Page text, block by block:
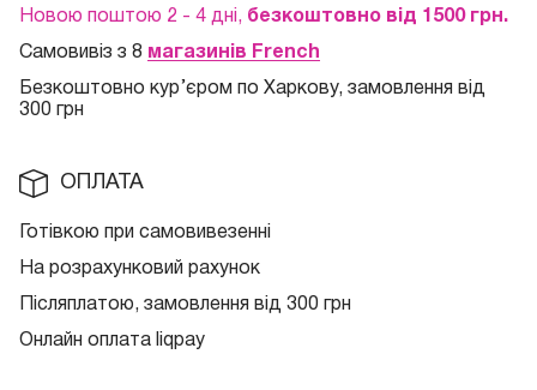
Новою поштою 2 - 4 дні, безкоштовно від 1500 грн.
Самовивіз з 8 магазинів French
Безкоштовно кур’єром по Харкову, замовлення від
300 грн
ОПЛАТА
Готівкою при самовивезенні
На розрахунковий рахунок
Післяплатою, замовлення від 300 грн
Онлайн оплата liqpay